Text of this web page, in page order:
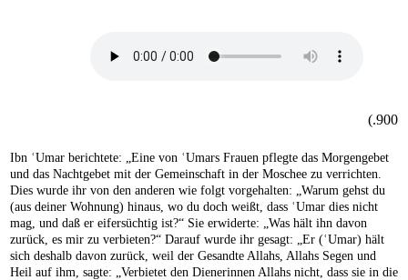
900.)
Ibn ʿUmar berichtete: „Eine von ʿUmars Frauen pflegte das Morgengebet
und das Nachtgebet mit der Gemeinschaft in der Moschee zu verrichten.
Dies wurde ihr von den anderen wie folgt vorgehalten: „Warum gehst du
(aus deiner Wohnung) hinaus, wo du doch weißt, dass ʿUmar dies nicht
mag, und daß er eifersüchtig ist?“ Sie erwiderte: „Was hält ihn davon
zurück, es mir zu verbieten?“ Darauf wurde ihr gesagt: „Er (ʿUmar) hält
sich deshalb davon zurück, weil der Gesandte Allahs, Allahs Segen und
Heil auf ihm, sagte: „Verbietet den Dienerinnen Allahs nicht, dass sie in die